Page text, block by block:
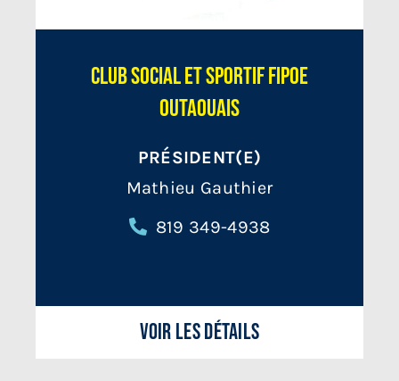
Club social et sportif FIPOE
Outaouais
PRÉSIDENT(E)
Mathieu Gauthier
819 349-4938
Voir les détails